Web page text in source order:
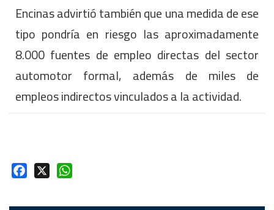
Encinas advirtió también que una medida de ese
tipo pondría en riesgo las aproximadamente
8.000 fuentes de empleo directas del sector
automotor formal, además de miles de
empleos indirectos vinculados a la actividad.
Facebook